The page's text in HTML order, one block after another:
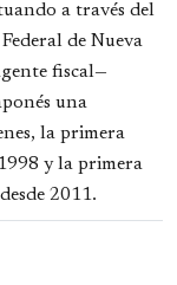
a través del
de Nueva
fiscal—
una
la primera
y la primera
2011.